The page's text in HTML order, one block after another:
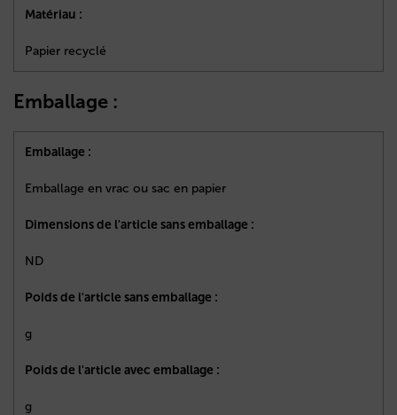
Matériau :
Papier recyclé
Emballage :
Emballage :
Emballage en vrac ou sac en papier
Dimensions de l'article sans emballage :
ND
Poids de l'article sans emballage :
g
Poids de l'article avec emballage :
g